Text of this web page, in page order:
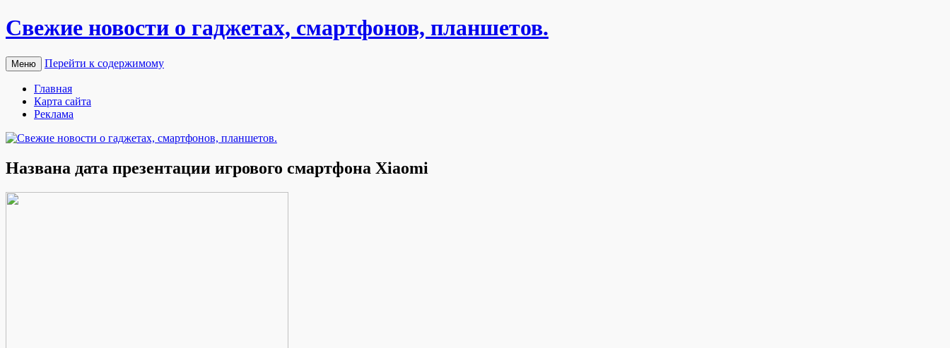
Свежие новости о гаджетах, смартфонов, планшетов.
Меню Перейти к содержимому
Главная
Карта сайта
Реклама
Названа дата презентации игрового смартфона Xiaomi